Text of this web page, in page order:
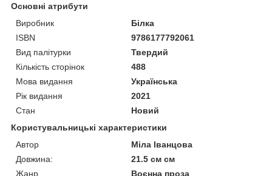
Основні атрибути
Виробник
Білка
ISBN
9786177792061
Вид палітурки
Твердий
Кількість сторінок
488
Мова видання
Українська
Рік видання
2021
Стан
Новий
Користувальницькі характеристики
Автор
Міла Іванцова
Довжина:
21.5 см см
Жанр
Воєнна проза